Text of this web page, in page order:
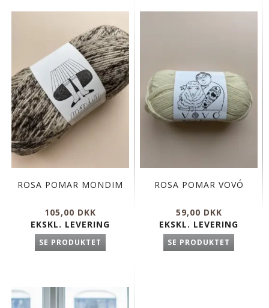
ROSA POMAR MONDIM
105,00 DKK
EKSKL. LEVERING
SE PRODUKTET
ROSA POMAR VOVÓ
59,00 DKK
EKSKL. LEVERING
SE PRODUKTET